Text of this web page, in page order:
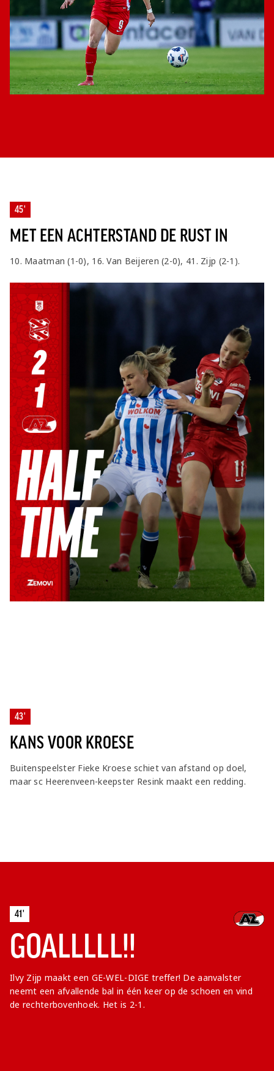
45'
MET EEN ACHTERSTAND DE RUST IN
10. Maatman (1-0), 16. Van Beijeren (2-0), 41. Zijp (2-1).
43'
KANS VOOR KROESE
Buitenspeelster Fieke Kroese schiet van afstand op doel,
maar sc Heerenveen-keepster Resink maakt een redding.
41'
GOALLLLL!!
Ilvy Zijp maakt een GE-WEL-DIGE treffer! De aanvalster
neemt een afvallende bal in één keer op de schoen en vind
de rechterbovenhoek. Het is 2-1.